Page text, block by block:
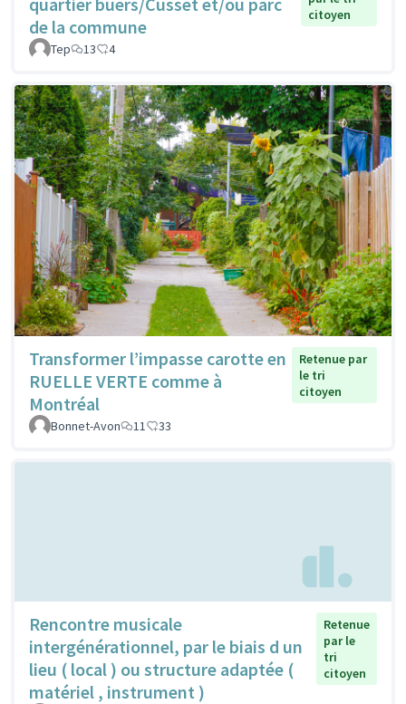
de la commune
citoyen
Tep 13 4
Transformer l’impasse carotte en
RUELLE VERTE comme à
Montréal
Retenue par
le tri
citoyen
Bonnet-Avon 11 33
Rencontre musicale
intergénérationnel, par le biais d un
lieu ( local ) ou structure adaptée (
matériel , instrument )
Retenue
par le
tri
citoyen